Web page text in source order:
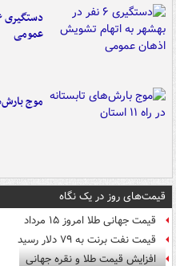
عمومی
موج بارش‌های
قیمت‌های روز در یک نگاه
قیمت جهانی طلا امروز ۱۵ مرداد
قیمت نفت برنت به ۷۹ دلار رسید
افزایش قیمت طلا و نقره جهانی